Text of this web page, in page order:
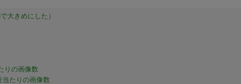
大きめにした）
りの画像数
当たりの画像数